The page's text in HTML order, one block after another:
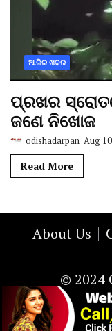
ଆଜିର ଖବର
ପ୍ରଖର
ଜଣେ ନିଖୋଜ
odishadarpan Aug
Read More
About Us
© 2024